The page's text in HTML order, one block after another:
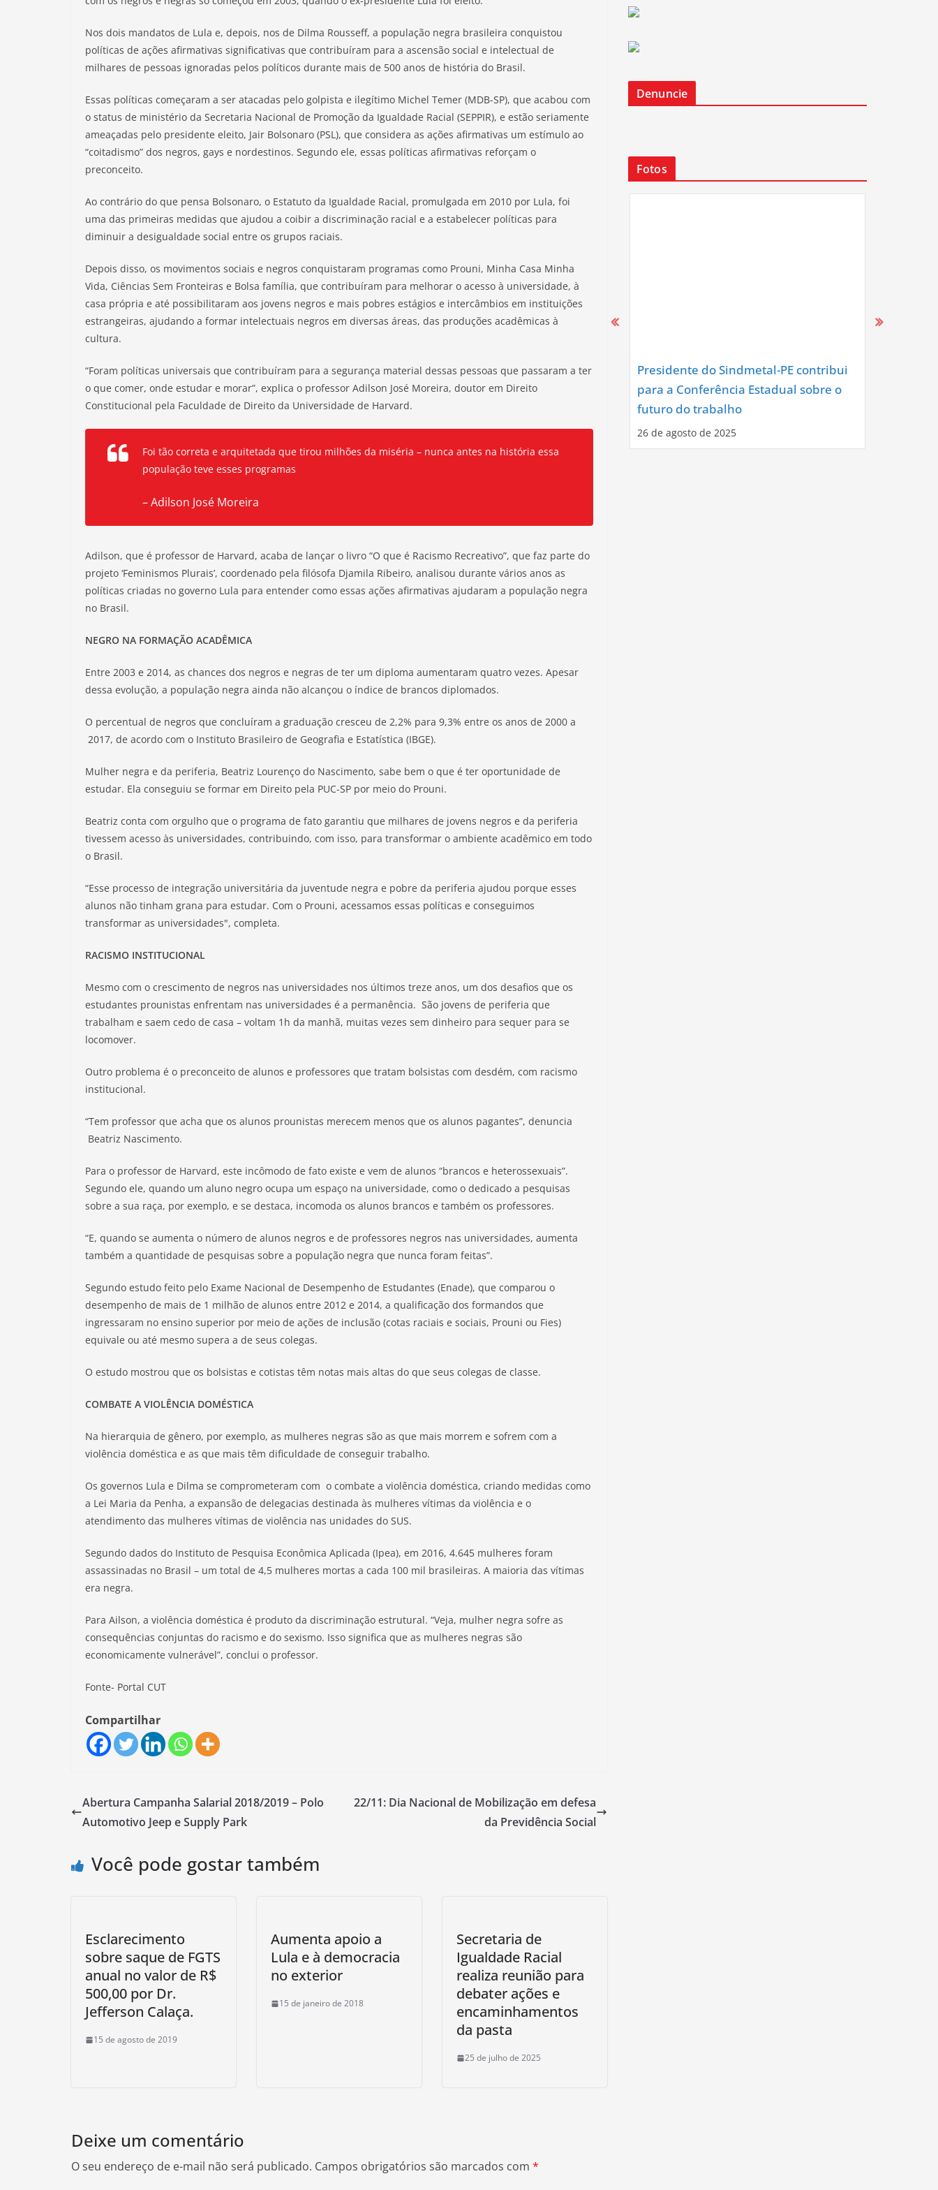
Nos dois mandatos de Lula e, depois, nos de Dilma Rousseff, a população negra brasileira conquistou
políticas de ações afirmativas significativas que contribuíram para a ascensão social e intelectual de
milhares de pessoas ignoradas pelos políticos durante mais de 500 anos de história do Brasil.
Essas políticas começaram a ser atacadas pelo golpista e ilegítimo Michel Temer (MDB-SP), que acabou com
o status de ministério da Secretaria Nacional de Promoção da Igualdade Racial (SEPPIR), e estão seriamente
ameaçadas pelo presidente eleito, Jair Bolsonaro (PSL), que considera as ações afirmativas um estímulo ao
“coitadismo” dos negros, gays e nordestinos. Segundo ele, essas políticas afirmativas reforçam o
preconceito.
Ao contrário do que pensa Bolsonaro, o Estatuto da Igualdade Racial, promulgada em 2010 por Lula, foi
uma das primeiras medidas que ajudou a coibir a discriminação racial e a estabelecer políticas para
diminuir a desigualdade social entre os grupos raciais.
Depois disso, os movimentos sociais e negros conquistaram programas como Prouni, Minha Casa Minha
Vida, Ciências Sem Fronteiras e Bolsa família, que contribuíram para melhorar o acesso à universidade, à
casa própria e até possibilitaram aos jovens negros e mais pobres estágios e intercâmbios em instituições
estrangeiras, ajudando a formar intelectuais negros em diversas áreas, das produções acadêmicas à
cultura.
“Foram políticas universais que contribuíram para a segurança material dessas pessoas que passaram a ter
o que comer, onde estudar e morar”, explica o professor Adilson José Moreira, doutor em Direito
Constitucional pela Faculdade de Direito da Universidade de Harvard.
Foi tão correta e arquitetada que tirou milhões da miséria – nunca antes na história essa
população teve esses programas
– Adilson José Moreira
Adilson, que é professor de Harvard, acaba de lançar o livro “O que é Racismo Recreativo”, que faz parte do
projeto ‘Feminismos Plurais’, coordenado pela filósofa Djamila Ribeiro, analisou durante vários anos as
políticas criadas no governo Lula para entender como essas ações afirmativas ajudaram a população negra
no Brasil.
NEGRO NA FORMAÇÃO ACADÊMICA
Entre 2003 e 2014, as chances dos negros e negras de ter um diploma aumentaram quatro vezes. Apesar
dessa evolução, a população negra ainda não alcançou o índice de brancos diplomados.
O percentual de negros que concluíram a graduação cresceu de 2,2% para 9,3% entre os anos de 2000 a
2017, de acordo com o Instituto Brasileiro de Geografia e Estatística (IBGE).
Mulher negra e da periferia, Beatriz Lourenço do Nascimento, sabe bem o que é ter oportunidade de
estudar. Ela conseguiu se formar em Direito pela PUC-SP por meio do Prouni.
Beatriz conta com orgulho que o programa de fato garantiu que milhares de jovens negros e da periferia
tivessem acesso às universidades, contribuindo, com isso, para transformar o ambiente acadêmico em todo
o Brasil.
“Esse processo de integração universitária da juventude negra e pobre da periferia ajudou porque esses
alunos não tinham grana para estudar. Com o Prouni, acessamos essas políticas e conseguimos
transformar as universidades", completa.
RACISMO INSTITUCIONAL
Mesmo com o crescimento de negros nas universidades nos últimos treze anos, um dos desafios que os
estudantes prounistas enfrentam nas universidades é a permanência. São jovens de periferia que
trabalham e saem cedo de casa – voltam 1h da manhã, muitas vezes sem dinheiro para sequer para se
locomover.
Outro problema é o preconceito de alunos e professores que tratam bolsistas com desdém, com racismo
institucional.
“Tem professor que acha que os alunos prounistas merecem menos que os alunos pagantes”, denuncia
Beatriz Nascimento.
Para o professor de Harvard, este incômodo de fato existe e vem de alunos “brancos e heterossexuais”.
Segundo ele, quando um aluno negro ocupa um espaço na universidade, como o dedicado a pesquisas
sobre a sua raça, por exemplo, e se destaca, incomoda os alunos brancos e também os professores.
“E, quando se aumenta o número de alunos negros e de professores negros nas universidades, aumenta
também a quantidade de pesquisas sobre a população negra que nunca foram feitas”.
Segundo estudo feito pelo Exame Nacional de Desempenho de Estudantes (Enade), que comparou o
desempenho de mais de 1 milhão de alunos entre 2012 e 2014, a qualificação dos formandos que
ingressaram no ensino superior por meio de ações de inclusão (cotas raciais e sociais, Prouni ou Fies)
equivale ou até mesmo supera a de seus colegas.
O estudo mostrou que os bolsistas e cotistas têm notas mais altas do que seus colegas de classe.
COMBATE A VIOLÊNCIA DOMÉSTICA
Na hierarquia de gênero, por exemplo, as mulheres negras são as que mais morrem e sofrem com a
violência doméstica e as que mais têm dificuldade de conseguir trabalho.
Os governos Lula e Dilma se comprometeram com o combate a violência doméstica, criando medidas como
a Lei Maria da Penha, a expansão de delegacias destinada às mulheres vítimas da violência e o
atendimento das mulheres vítimas de violência nas unidades do SUS.
Segundo dados do Instituto de Pesquisa Econômica Aplicada (Ipea), em 2016, 4.645 mulheres foram
assassinadas no Brasil – um total de 4,5 mulheres mortas a cada 100 mil brasileiras. A maioria das vítimas
era negra.
Para Ailson, a violência doméstica é produto da discriminação estrutural. “Veja, mulher negra sofre as
consequências conjuntas do racismo e do sexismo. Isso significa que as mulheres negras são
economicamente vulnerável”, conclui o professor.
Fonte- Portal CUT
Compartilhar
Abertura Campanha Salarial 2018/2019 – Polo
Automotivo Jeep e Supply Park
22/11: Dia Nacional de Mobilização em defesa
da Previdência Social
Você pode gostar também
Esclarecimento
sobre saque de FGTS
anual no valor de R$
500,00 por Dr.
Jefferson Calaça.
15 de agosto de 2019
Aumenta apoio a
Lula e à democracia
no exterior
15 de janeiro de 2018
Secretaria de
Igualdade Racial
realiza reunião para
debater ações e
encaminhamentos
da pasta
25 de julho de 2025
Deixe um comentário
O seu endereço de e-mail não será publicado. Campos obrigatórios são marcados com *
Denuncie
Fotos
Campanha Salarial 2025-2026 começa
com mobilização nas portas das
fábricas
27 de agosto de 2025
Presidente do Sindmetal-PE contribui
para a Conferência Estadual sobre o
futuro do trabalho
26 de agosto de 2025